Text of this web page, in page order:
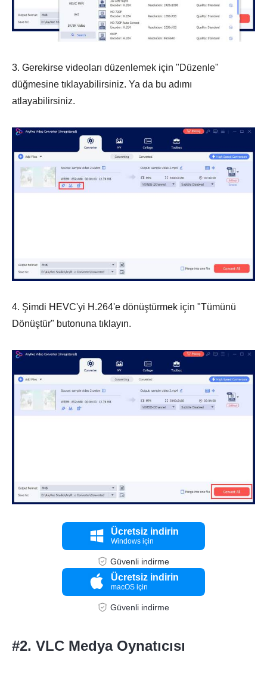
3. Gerekirse videoları düzenlemek için "Düzenle"
düğmesine tıklayabilirsiniz. Ya da bu adımı
atlayabilirsiniz.
4. Şimdi HEVC'yi H.264'e dönüştürmek için "Tümünü
Dönüştür" butonuna tıklayın.
Ücretsiz indirin
Windows için
Güvenli indirme
Ücretsiz indirin
macOS için
Güvenli indirme
#2. VLC Medya Oynatıcısı